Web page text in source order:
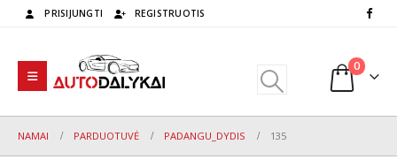
PRISIJUNGTI REGISTRUOTIS
0
NAMAI PARDUOTUVĖ PADANGU_DYDIS 135